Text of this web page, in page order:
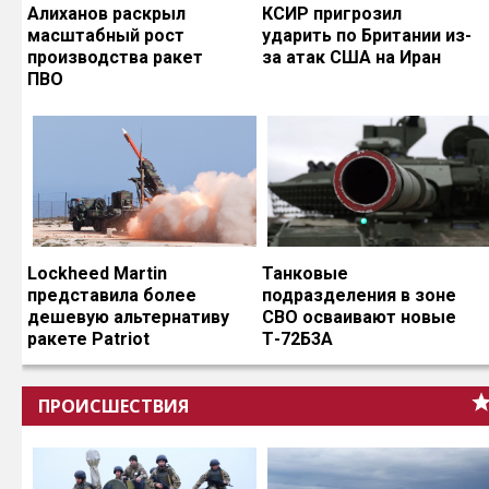
Алиханов раскрыл
масштабный рост
производства ракет
ПВО
КСИР пригрозил
ударить по Британии из-
за атак США на Иран
Lockheed Martin
представила более
дешевую альтернативу
ракете Patriot
Танковые
подразделения в зоне
СВО осваивают новые
Т-72Б3А
ПРОИСШЕСТВИЯ